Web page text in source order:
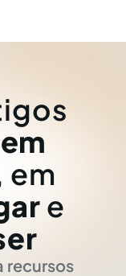
em
e
recursos